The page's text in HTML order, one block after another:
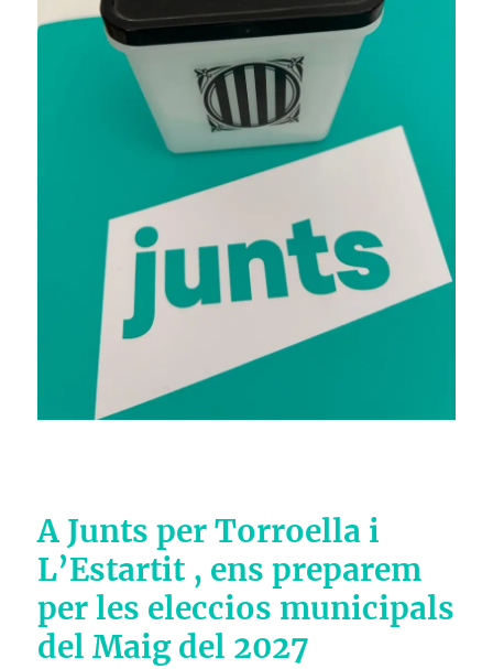
A Junts per Torroella i
L’Estartit , ens preparem
per les eleccios municipals
del Maig del 2027